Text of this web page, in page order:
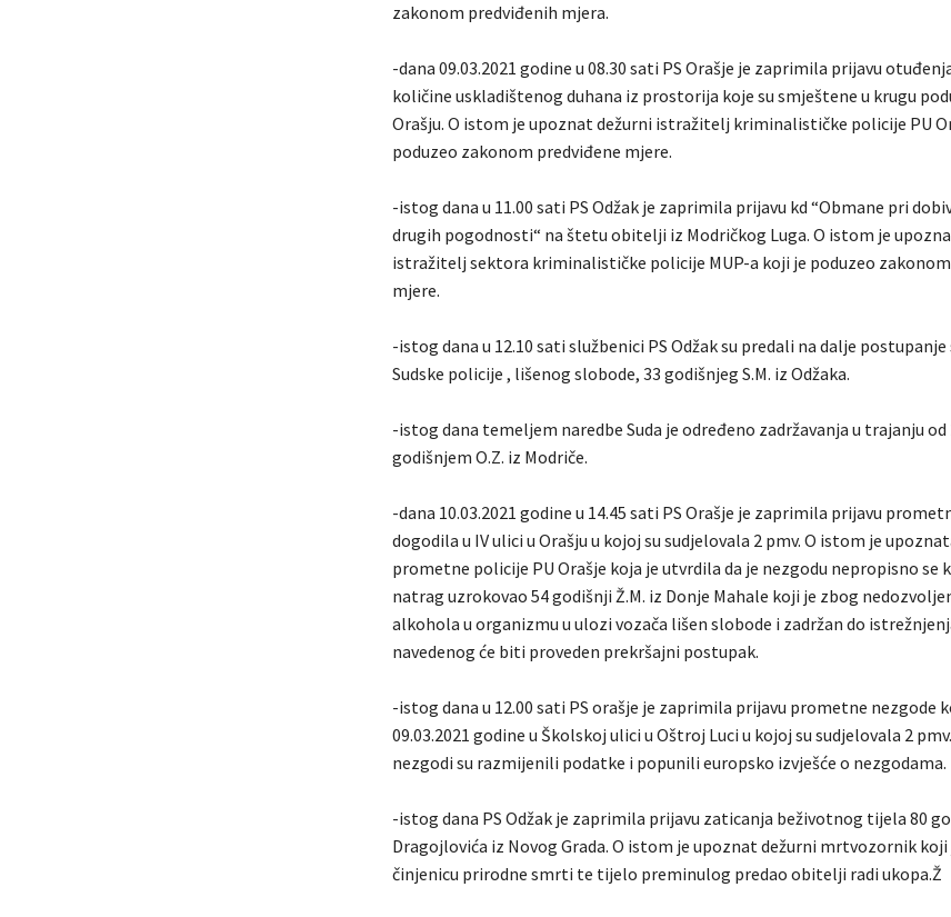
zakonom predviđenih mjera.
-dana 09.03.2021 godine u 08.30 sati PS Orašje je zaprimila prijavu
količine uskladištenog duhana iz prostorija koje su smještene u krugu
Orašju. O istom je upoznat dežurni istražitelj kriminalističke policije PU
poduzeo zakonom predviđene mjere.
-istog dana u 11.00 sati PS Odžak je zaprimila prijavu kd “Obmane pri
drugih pogodnosti“ na štetu obitelji iz Modričkog Luga. O istom je
istražitelj sektora kriminalističke policije MUP-a koji je poduzeo
mjere.
-istog dana u 12.10 sati službenici PS Odžak su predali na dalje
Sudske policije , lišenog slobode, 33 godišnjeg S.M. iz Odžaka.
-istog dana temeljem naredbe Suda je određeno zadržavanja u trajanju od
godišnjem O.Z. iz Modriče.
-dana 10.03.2021 godine u 14.45 sati PS Orašje je zaprimila prijavu
dogodila u IV ulici u Orašju u kojoj su sudjelovala 2 pmv. O istom je
prometne policije PU Orašje koja je utvrdila da je nezgodu nepropisno se
natrag uzrokovao 54 godišnji Ž.M. iz Donje Mahale koji je zbog
alkohola u organizmu u ulozi vozača lišen slobode i zadržan do
navedenog će biti proveden prekršajni postupak.
-istog dana u 12.00 sati PS orašje je zaprimila prijavu prometne nezgode
09.03.2021 godine u Školskoj ulici u Oštroj Luci u kojoj su sudjelovala 2
nezgodi su razmijenili podatke i popunili europsko izvješće o nezgodama.
-istog dana PS Odžak je zaprimila prijavu zaticanja beživotnog tijela 80
Dragojlovića iz Novog Grada. O istom je upoznat dežurni mrtvozornik
činjenicu prirodne smrti te tijelo preminulog predao obitelji radi ukopa.Ž